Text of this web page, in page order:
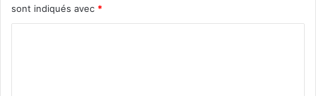
sont indiqués avec *